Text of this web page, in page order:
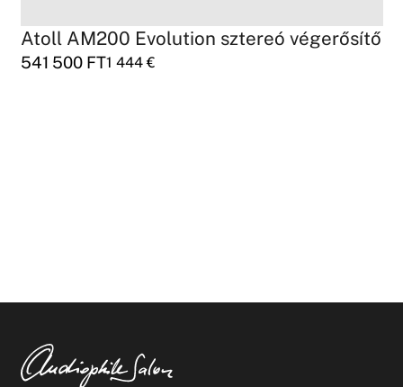
Atoll AM200 Evolution sztereó végerősítő
541 500 FT1 444€